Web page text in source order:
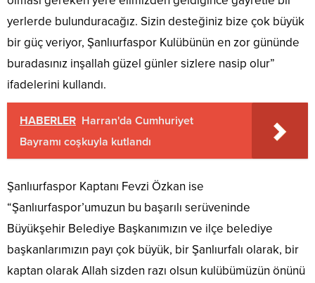
yerlerde bulunduracağız. Sizin desteğiniz bize çok büyük
bir güç veriyor, Şanlıurfaspor Kulübünün en zor gününde
buradasınız inşallah güzel günler sizlere nasip olur”
ifadelerini kullandı.
HABERLER Harran'da Cumhuriyet
Bayramı coşkuyla kutlandı
Şanlıurfaspor Kaptanı Fevzi Özkan ise
“Şanlıurfaspor’umuzun bu başarılı serüveninde
Büyükşehir Belediye Başkanımızın ve ilçe belediye
başkanlarımızın payı çok büyük, bir Şanlıurfalı olarak, bir
kaptan olarak Allah sizden razı olsun kulübümüzün önünü